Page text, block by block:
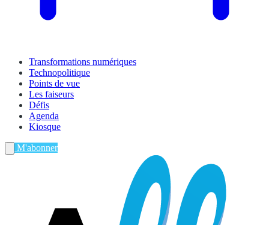
Transformations numériques
Technopolitique
Points de vue
Les faiseurs
Défis
Agenda
Kiosque
M'abonner